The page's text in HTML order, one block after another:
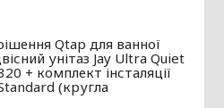
Qtap для ванної
унітаз Jay Ultra Quiet
+ комплект інсталяції
(кругла